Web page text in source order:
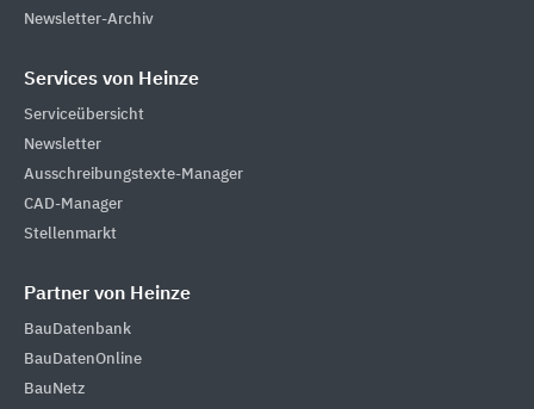
Newsletter-Archiv
Services von Heinze
Serviceübersicht
Newsletter
Ausschreibungstexte-Manager
CAD-Manager
Stellenmarkt
Partner von Heinze
BauDatenbank
BauDatenOnline
BauNetz